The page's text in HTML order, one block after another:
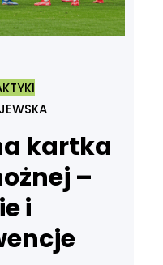
kartka
–
i